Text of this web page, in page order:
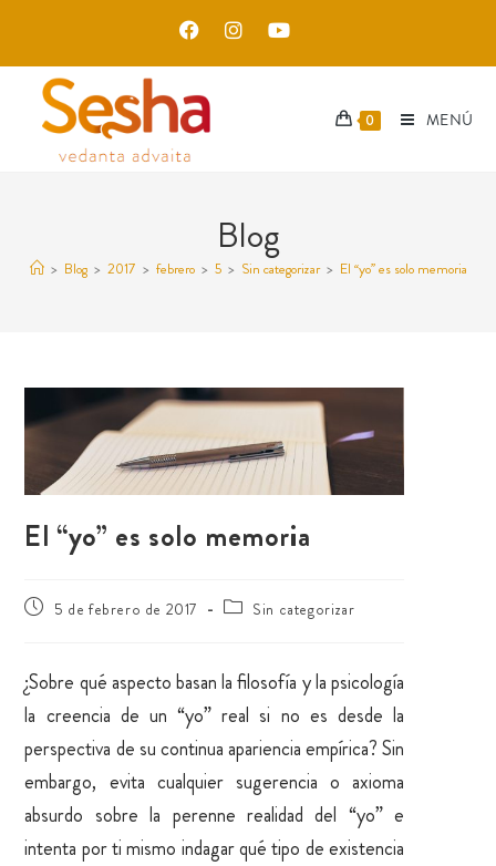
0 MENÚ
Blog
> Blog > 2017 > febrero > 5 > Sin categorizar > El “yo” es solo memoria
El “yo” es solo memoria
5 de febrero de 2017 Sin categorizar
¿Sobre qué aspecto basan la filosofía y la psicología
la creencia de un “yo” real si no es desde la
perspectiva de su continua apariencia empírica? Sin
embargo, evita cualquier sugerencia o axioma
absurdo sobre la perenne realidad del “yo” e
intenta por ti mismo indagar qué tipo de existencia